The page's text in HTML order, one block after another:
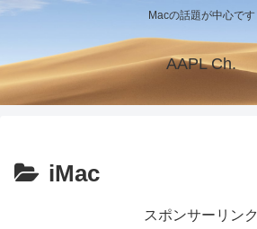
Macの話題が中心です
AAPL Ch.
iMac
スポンサーリンク